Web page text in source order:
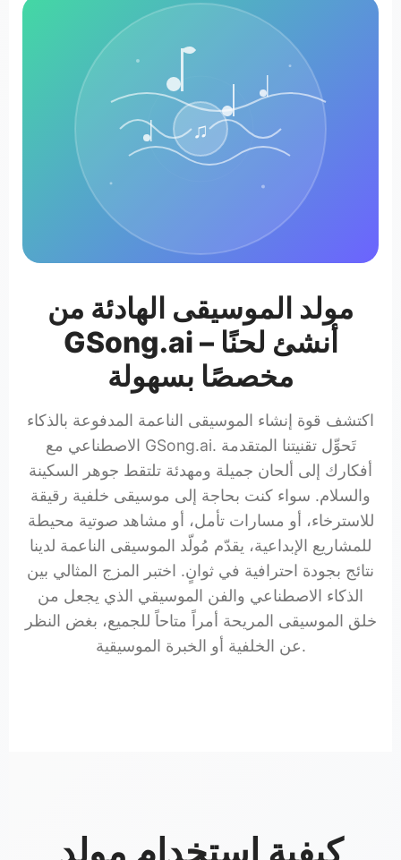
مولد الموسيقى الهادئة من
GSong.ai – أنشئ لحنًا
مخصصًا بسهولة
اكتشف قوة إنشاء الموسيقى الناعمة المدفوعة بالذكاء
الاصطناعي مع GSong.ai. تَحوِّل تقنيتنا المتقدمة
أفكارك إلى ألحان جميلة ومهدئة تلتقط جوهر السكينة
والسلام. سواء كنت بحاجة إلى موسيقى خلفية رقيقة
للاسترخاء، أو مسارات تأمل، أو مشاهد صوتية محيطة
للمشاريع الإبداعية، يقدّم مُولّد الموسيقى الناعمة لدينا
نتائج بجودة احترافية في ثوانٍ. اختبر المزج المثالي بين
الذكاء الاصطناعي والفن الموسيقي الذي يجعل من
خلق الموسيقى المريحة أمراً متاحاً للجميع، بغض النظر
عن الخلفية أو الخبرة الموسيقية.
♫
كيفية استخدام مولد